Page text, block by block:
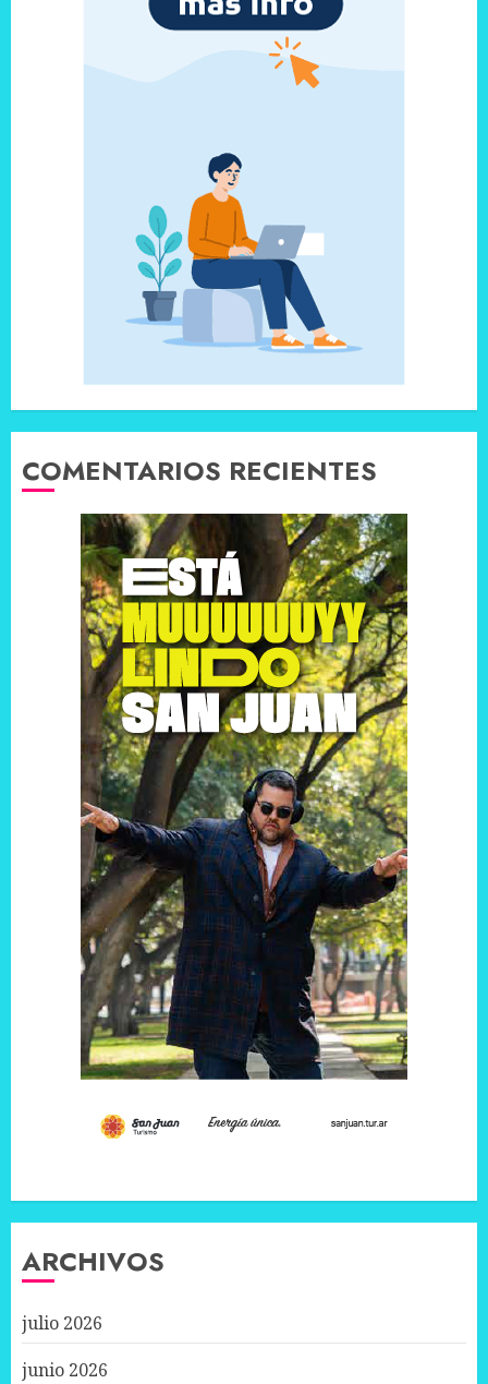
COMENTARIOS RECIENTES
ARCHIVOS
julio 2026
junio 2026